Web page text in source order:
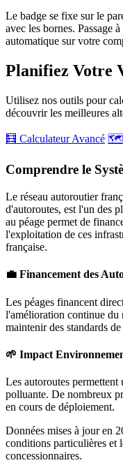
Le badge se fixe sur le
avec les bornes. Passage
automatique sur votre
Planifiez Votre
Utilisez nos outils pour
découvrir les meilleures
🧮 Calculateur Avancé 🗺️
Comprendre le
Le réseau autoroutier
d'autoroutes, est l'un des
au péage permet de
l'exploitation de ces
française.
💼 Financement des
Les péages financent
l'amélioration continue du
maintenir des standards
🌱 Impact
Les autoroutes
polluante. De nombreux
en cours de déploiement.
Données mises à jour en
conditions particulières et
concessionnaires.